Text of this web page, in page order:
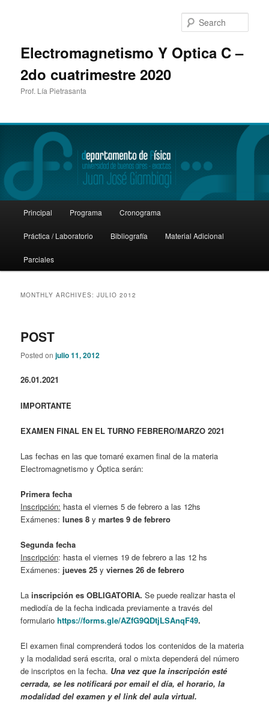
Electromagnetismo Y Optica C –
2do cuatrimestre 2020
Prof. Lía Pietrasanta
Skip
to
primary
content
Skip
to
secondary
content
Principal Programa Cronograma
Práctica / Laboratorio Bibliografía Material Adicional
Parciales
MONTHLY ARCHIVES:JULIO 2012
POST
Posted onjulio 11, 2012
26.01.2021
IMPORTANTE
EXAMEN FINAL EN EL TURNO FEBRERO/MARZO 2021
Las fechas en las que tomaré examen final de la materia
Electromagnetismo y Óptica serán:
Primera fecha
Inscripción: hasta el viernes 5 de febrero a las 12hs
Exámenes:lunes 8ymartes 9 de febrero
Segunda fecha
Inscripción: hasta el viernes 19 de febrero a las 12 hs
Exámenes: jueves 25y viernes 26 de febrero
Lainscripción es OBLIGATORIA. Se puede realizar hasta el
mediodía de la fecha indicada previamente a través del
formulario https://forms.gle/AZfG9QDtjLSAnqF49.
El examen final comprenderá todos los contenidos de la materia
y la modalidad será escrita, oral o mixta dependerá del número
de inscriptos en la fecha. Una vez que la inscripción esté
cerrada, se les notificará por email el día, el horario, la
modalidad del examen y el link del aula virtual.